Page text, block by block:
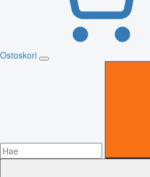
Ostoskori